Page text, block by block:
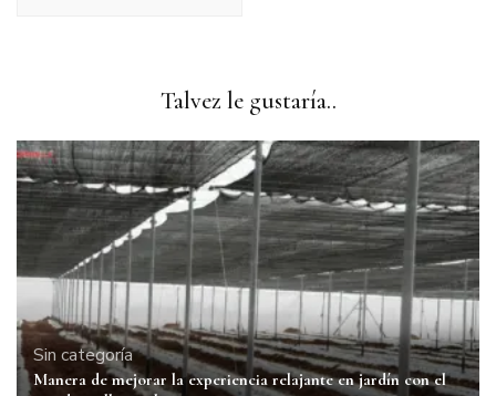
Talvez le gustaría..
Sin categoría
Manera de mejorar la experiencia relajante en jardín con el